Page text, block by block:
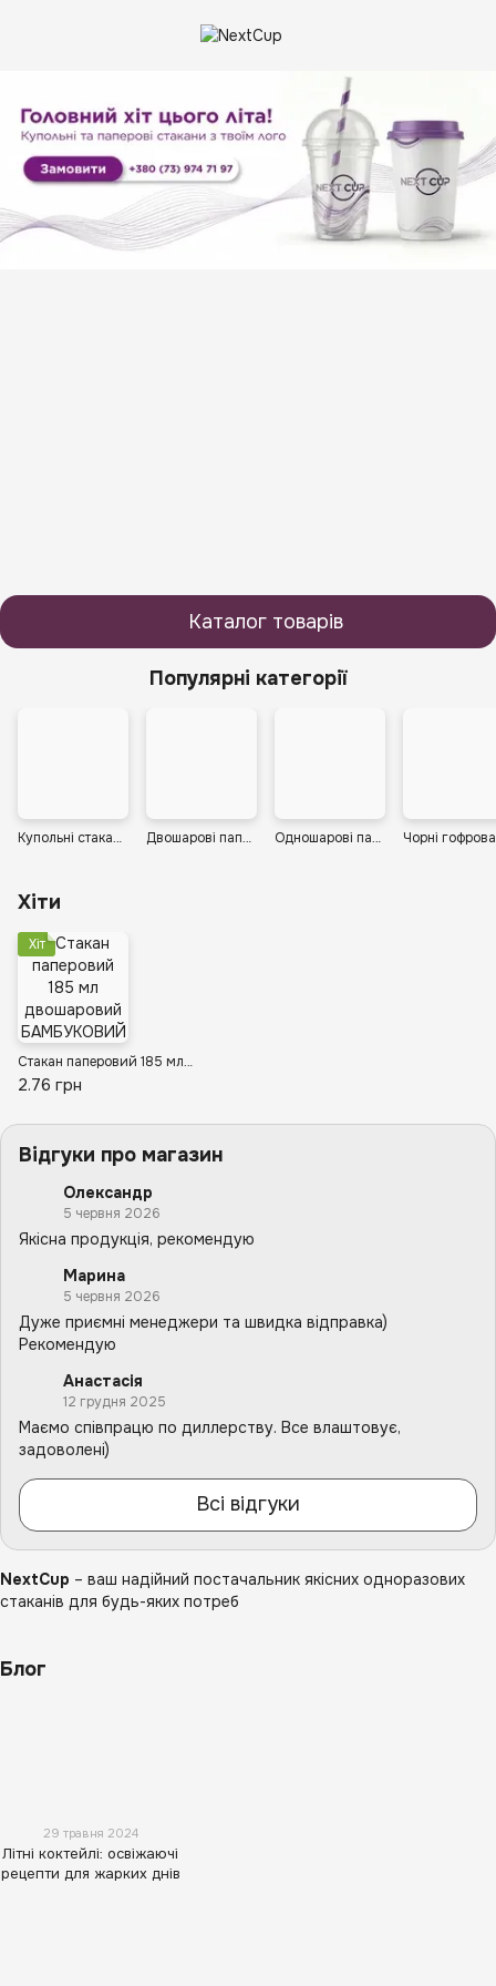
Каталог товарів
Популярні категорії
Купольні стакани та кришки Двошарові паперові стакани для кави Одношарові паперові стакани
Хіти
Хіт
Стакан паперовий 185 мл двошаровий БАМБУКОВИЙ D-73 (25/20/500)
2.76 грн
Відгуки про магазин
Олександр
5 червня 2026
Якісна продукція, рекомендую
Марина
5 червня 2026
Дуже приємні менеджери та швидка відправка)
Рекомендую
Анастасія
12 грудня 2025
Маємо співпрацю по диллерству. Все влаштовує,
задоволені)
Всі відгуки
NextCup – ваш надійний постачальник якісних одноразових
стаканів для будь-яких потреб
Блог
29 травня 2024
Літні коктейлі: освіжаючі
рецепти для жарких днів